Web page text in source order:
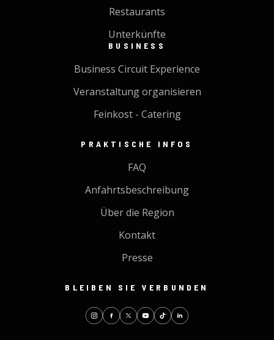
Restaurants
Unterkünfte
BUSINESS
Business Circuit Experience
Veranstaltung organisieren
Feinkost - Catering
PRAKTISCHE INFOS
FAQ
Anfahrtsbeschreibung
Über die Region
Kontakt
Presse
BLEIBEN SIE VERBUNDEN